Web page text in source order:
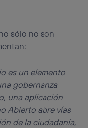
sólo no son
es un elemento
gobernanza
una aplicación
Abierto abre vías
de la ciudadanía,
esta página web o